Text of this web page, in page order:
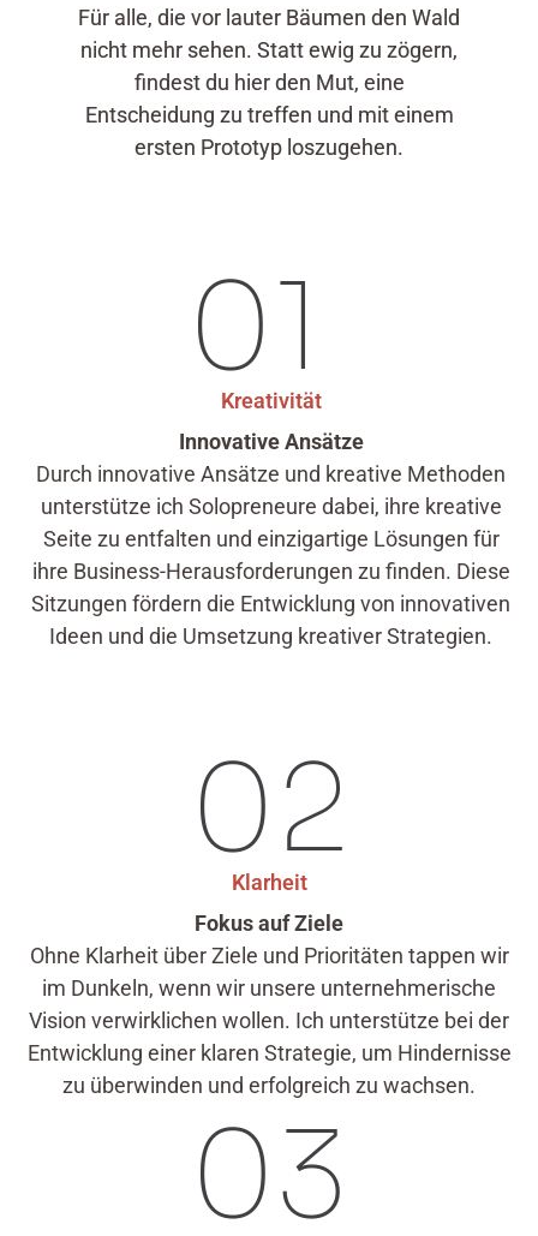
Für alle, die vor lauter Bäumen den Wald
nicht mehr sehen. Statt ewig zu zögern,
findest du hier den Mut, eine
Entscheidung zu treffen und mit einem
ersten Prototyp loszugehen.
01
Kreativität
Innovative Ansätze
Durch innovative Ansätze und kreative Methoden
unterstütze ich Solopreneure dabei, ihre kreative
Seite zu entfalten und einzigartige Lösungen für
ihre Business-Herausforderungen zu finden. Diese
Sitzungen fördern die Entwicklung von innovativen
Ideen und die Umsetzung kreativer Strategien.
02
Klarheit
Fokus auf Ziele
Ohne Klarheit über Ziele und Prioritäten tappen wir
im Dunkeln, wenn wir unsere unternehmerische
Vision verwirklichen wollen. Ich unterstütze bei der
Entwicklung einer klaren Strategie, um Hindernisse
zu überwinden und erfolgreich zu wachsen.
03